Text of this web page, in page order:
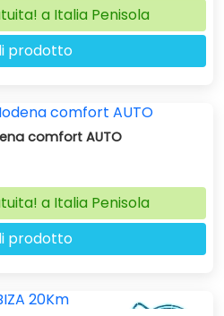
a Italia Penisola
prodotto
comfort AUTO
a Italia Penisola
prodotto